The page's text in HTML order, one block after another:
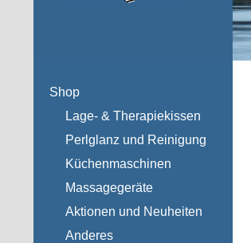
Shop
Lage- & Therapiekissen
Perlglanz und Reinigung
Küchenmaschinen
Massagegeräte
Aktionen und Neuheiten
Anderes